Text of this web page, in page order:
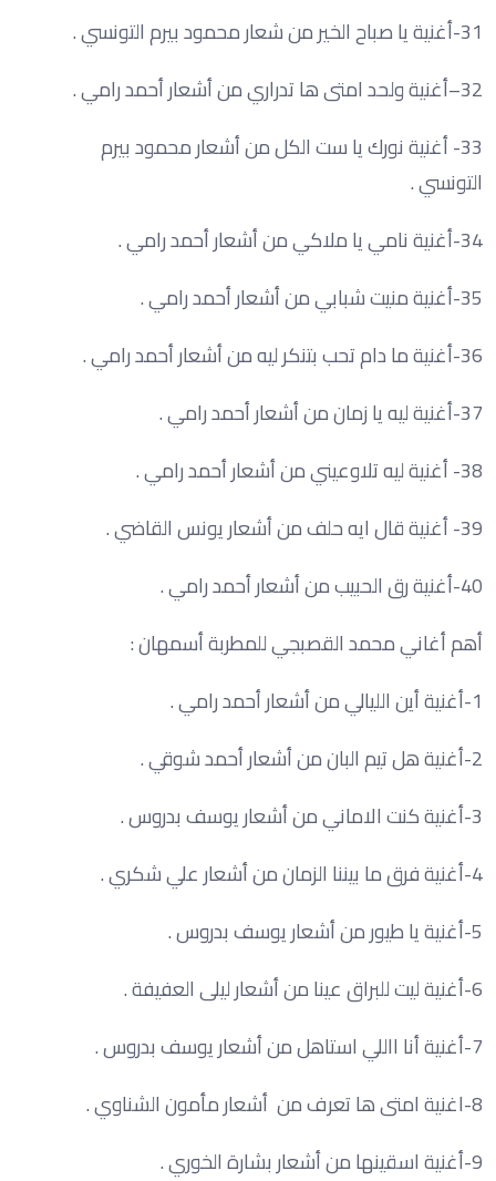
31-أغنية يا صباح الخير من شعار محمود بيرم التونسي .
32–أغنية ولحد امتى ها تدراري من أشعار أحمد رامي .
33- أغنية نورك يا ست الكل من أشعار محمود بيرم
التونسي .
34-أغنية نامي يا ملاكي من أشعار أحمد رامي .
35-أغنية منيت شبابي من أشعار أحمد رامي .
36-أغنية ما دام تحب بتنكر ليه من أشعار أحمد رامي .
37-أغنية ليه يا زمان من أشعار أحمد رامي .
38- أغنية ليه تلاوعيني من أشعار أحمد رامي .
39- أغنية قال ايه حلف من أشعار يونس القاضي .
40-أغنية رق الحبيب من أشعار أحمد رامي .
أهم أغاني محمد القصبجي للمطربة أسمهان :
1-أغنية أين الليالي من أشعار أحمد رامي .
2-أغنية هل تيم البان من أشعار أحمد شوقي .
3-أغنية كنت الاماني من أشعار يوسف بدروس .
4-أغنية فرق ما بيننا الزمان من أشعار علي شكري .
5-أغنية يا طيور من أشعار يوسف بدروس .
6-أغنية ليت للبراق عينا من أشعار ليلى العفيفة .
7-أغنية أنا االلي استاهل من أشعار يوسف بدروس .
8-اغنية امتى ها تعرف من أشعار مأمون الشناوي .
9-أغنية اسقينها من أشعار بشارة الخوري .